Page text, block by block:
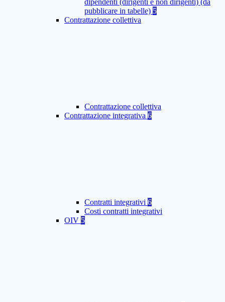
dipendenti (dirigenti e non dirigenti) (da
pubblicare in tabelle) 5
Contrattazione collettiva
Contrattazione collettiva
Contrattazione integrativa 6
Contratti integrativi 6
Costi contratti integrativi
OIV 5